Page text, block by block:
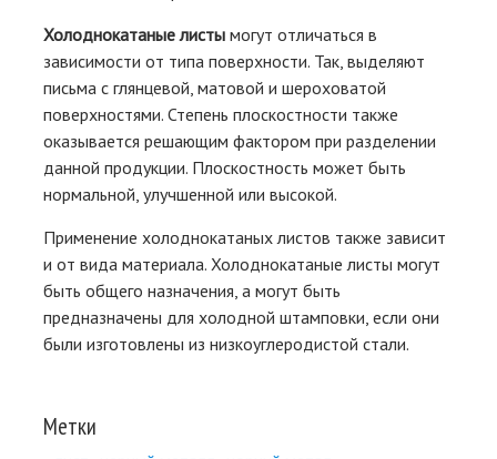
Холоднокатаные листы могут отличаться в
зависимости от типа поверхности. Так, выделяют
письма с глянцевой, матовой и шероховатой
поверхностями. Степень плоскостности также
оказывается решающим фактором при разделении
данной продукции. Плоскостность может быть
нормальной, улучшенной или высокой.
Применение холоднокатаных листов также зависит
и от вида материала. Холоднокатаные листы могут
быть общего назначения, а могут быть
предназначены для холодной штамповки, если они
были изготовлены из низкоуглеродистой стали.
Метки